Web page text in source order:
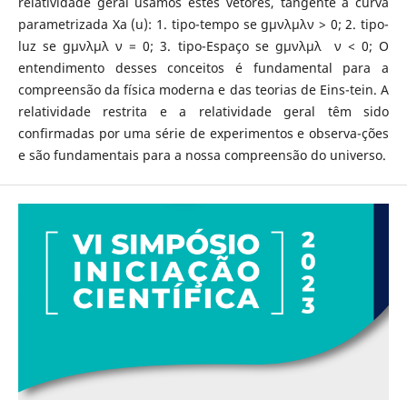
parametrizada Xa (u): 1. tipo-tempo se gμνλμλν > 0; 2. tipo-
luz se gμνλμλ ν = 0; 3. tipo-Espaço se gμνλμλ ν < 0; O
entendimento desses conceitos é fundamental para a
compreensão da física moderna e das teorias de Eins-tein. A
relatividade restrita e a relatividade geral têm sido
confirmadas por uma série de experimentos e observa-ções
e são fundamentais para a nossa compreensão do universo.